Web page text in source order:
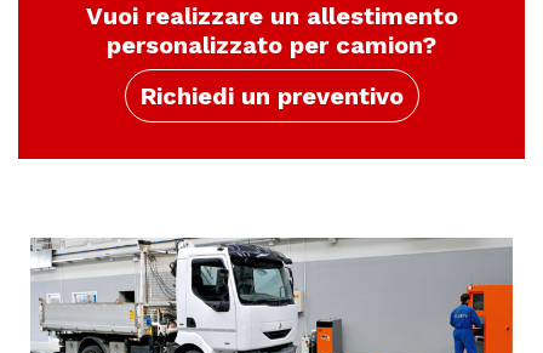
Vuoi realizzare un allestimento
personalizzato per camion?
Richiedi un preventivo